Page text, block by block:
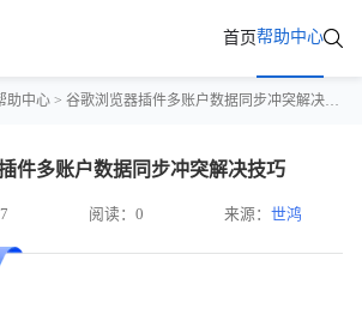
首页帮助中心
助中心 > 谷歌浏览器插件多账户数据同步冲突解决技巧
件多账户数据同步冲突解决技巧
阅读：0 来源：世鸿